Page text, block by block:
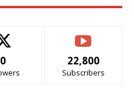
0 22,800
Subscribers